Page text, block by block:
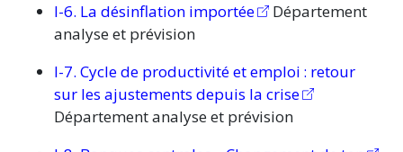
I-6. La désinflation importée
Département
analyse et prévision
I-7. Cycle de productivité etemploi : retour
sur les ajustements depuis la crise
Département analyse et prévision